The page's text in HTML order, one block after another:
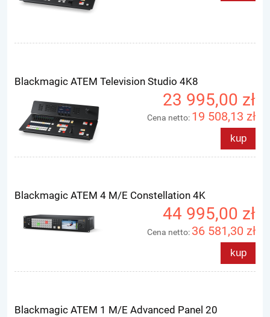
Blackmagic ATEM Television Studio 4K8
23 995,00 zł
Cena netto: 19 508,13 zł
kup
Blackmagic ATEM 4 M/E Constellation 4K
44 995,00 zł
Cena netto: 36 581,30 zł
kup
Blackmagic ATEM 1 M/E Advanced Panel 20